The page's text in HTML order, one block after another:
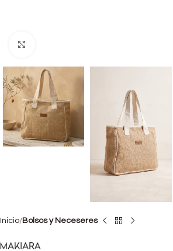
Inicio Bolsos y Neceseres